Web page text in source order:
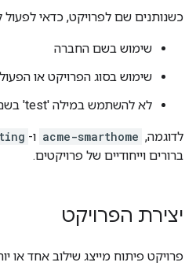
כשנותנים שם לפרויקט, כדאי לפעול
שימוש בשם החברה
שימוש בסוג הפרויקט או
לא להשתמש במילה 'test' בשם הפרויקט
לדוגמה, acme-smarthome ו-
ברורים וייחודיים של פרויקטים.
יצירת הפרויקט
פרויקט פיתוח מייצג שילוב אחד או